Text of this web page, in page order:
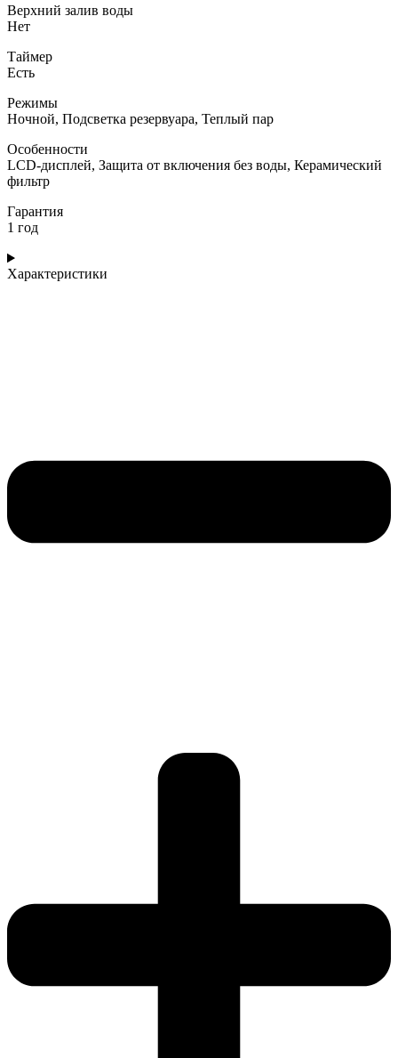
Верхний залив воды
Нет
Таймер
Есть
Режимы
Ночной, Подсветка резервуара, Теплый пар
Особенности
LCD-дисплей, Защита от включения без воды, Керамический
фильтр
Гарантия
1 год
Характеристики